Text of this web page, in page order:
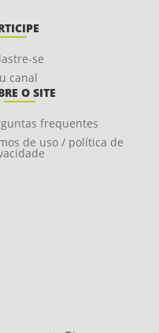
se
canal
O SITE
frequentes
de uso / política de